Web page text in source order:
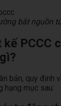
bắt nguồn
PCCC
bản, quy định
hạng mục sau: